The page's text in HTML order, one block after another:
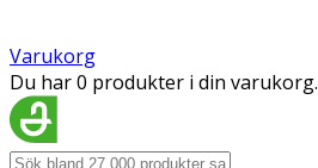
Varukorg
Du har 0 produkter i din varukorg.